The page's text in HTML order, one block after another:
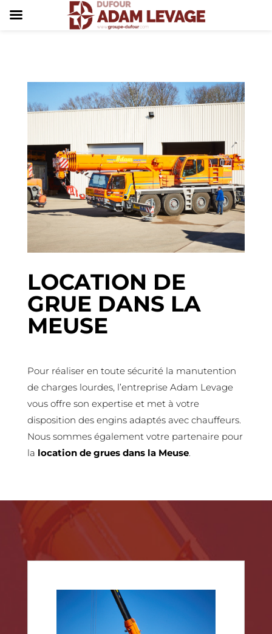
LOCATION DE
GRUE DANS LA
MEUSE
Pour réaliser en toute sécurité la manutention
de charges lourdes, l’entreprise Adam Levage
vous offre son expertise et met à votre
disposition des engins adaptés avec chauffeurs.
Nous sommes également votre partenaire pour
la location de grues dans la Meuse.